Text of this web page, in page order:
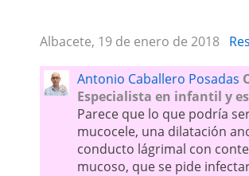
Albacete, 19 de enero de 2018
Antonio Caballero Posadas
Especialista en infantil y
Parece que lo que podría
mucocele, una dilatación
conducto lágrimal con
mucoso, que se pide